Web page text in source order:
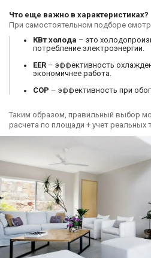
Что еще важно в характеристиках?
При самостоятельном подборе
КВт холода – это
потребление электроэнергии.
EER – эффективность
экономичнее работа.
COP – эффективность при
Таким образом, правильный выбор
расчета по площади + учет реальных